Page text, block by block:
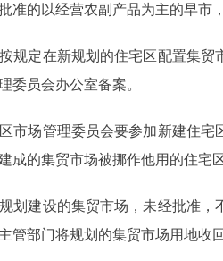
准的以经营农副产品为主的早市
规定在新规划的住宅区配置集贸
委员会办公室备案。
市场管理委员会要参加新建住宅
成的集贸市场被挪作他用的住宅
划建设的集贸市场，未经批准，
管部门将规划的集贸市场用地收